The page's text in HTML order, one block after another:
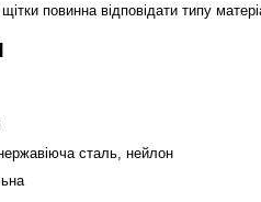
повинна відповідати типу
сталь, нейлон